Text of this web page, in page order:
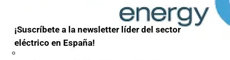
¡Suscríbete a la newsletter líder del sector
eléctrico en España!